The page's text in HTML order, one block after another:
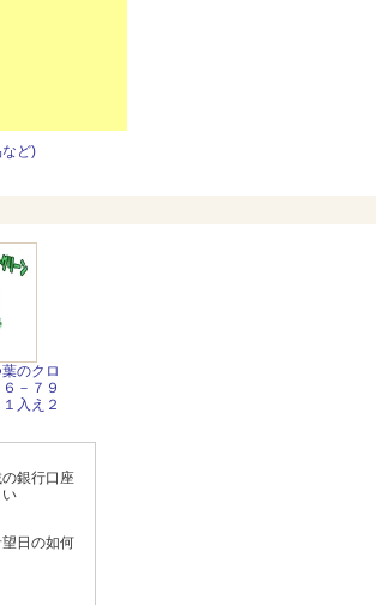
ど)
のクロ
－７９
入え２
銀行口座
い
日の如何